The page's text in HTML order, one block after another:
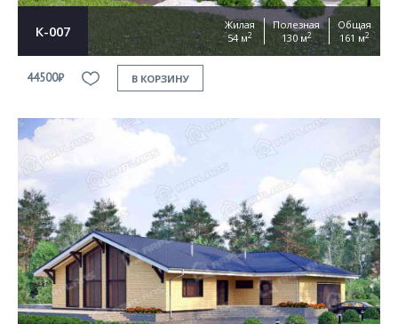
К-007
Жилая
54 м2
Полезная
130 м2
Общая
161 м2
44500₽ В КОРЗИНУ